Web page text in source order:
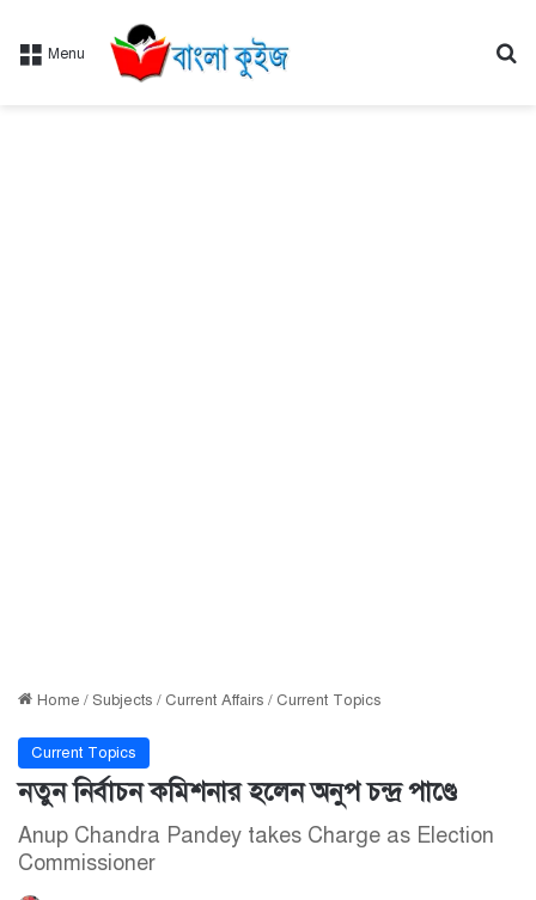
Menu
Home / Subjects / Current Affairs / Current Topics
Current Topics
নতুন নির্বাচন কমিশনার হলেন অনুপ চন্দ্র পাণ্ডে
Anup Chandra Pandey takes Charge as Election
Commissioner